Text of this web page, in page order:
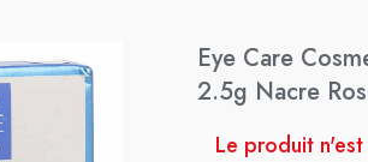
Eye Care
2.5g Nacre
Le produit